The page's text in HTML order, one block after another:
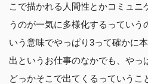
こで描かれる人間性とかコミュニ
うのが一気に多様化するっていう
いう意味でやっぱり3って確かに
出というお仕事のなかでも、やっ
どっかそこで出てくるっていうこ